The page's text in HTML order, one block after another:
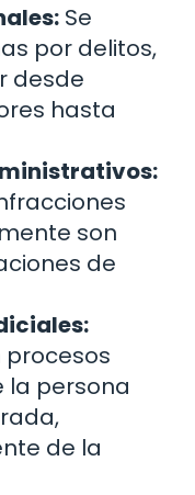
Se
por delitos,
desde
hasta
son
de
procesos
la persona
de la